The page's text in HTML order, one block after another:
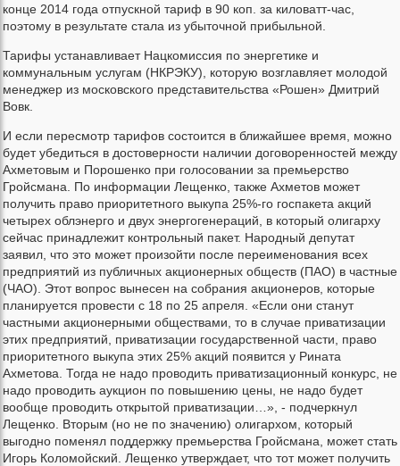
конце 2014 года отпускной тариф в 90 коп. за киловатт-час,
поэтому в результате стала из убыточной прибыльной.
Тарифы устанавливает Нацкомиссия по энергетике и
коммунальным услугам (НКРЭКУ), которую возглавляет молодой
менеджер из московского представительства «Рошен» Дмитрий
Вовк.
И если пересмотр тарифов состоится в ближайшее время, можно
будет убедиться в достоверности наличии договоренностей между
Ахметовым и Порошенко при голосовании за премьерство
Гройсмана. По информации Лещенко, также Ахметов может
получить право приоритетного выкупа 25%-го госпакета акций
четырех облэнерго и двух энергогенераций, в который олигарху
сейчас принадлежит контрольный пакет. Народный депутат
заявил, что это может произойти после переименования всех
предприятий из публичных акционерных обществ (ПАО) в частные
(ЧАО). Этот вопрос вынесен на собрания акционеров, которые
планируется провести с 18 по 25 апреля. «Если они станут
частными акционерными обществами, то в случае приватизации
этих предприятий, приватизации государственной части, право
приоритетного выкупа этих 25% акций появится у Рината
Ахметова. Тогда не надо проводить приватизационный конкурс, не
надо проводить аукцион по повышению цены, не надо будет
вообще проводить открытой приватизации…», - подчеркнул
Лещенко. Вторым (но не по значению) олигархом, который
выгодно поменял поддержку премьерства Гройсмана, может стать
Игорь Коломойский. Лещенко утверждает, что тот может получить